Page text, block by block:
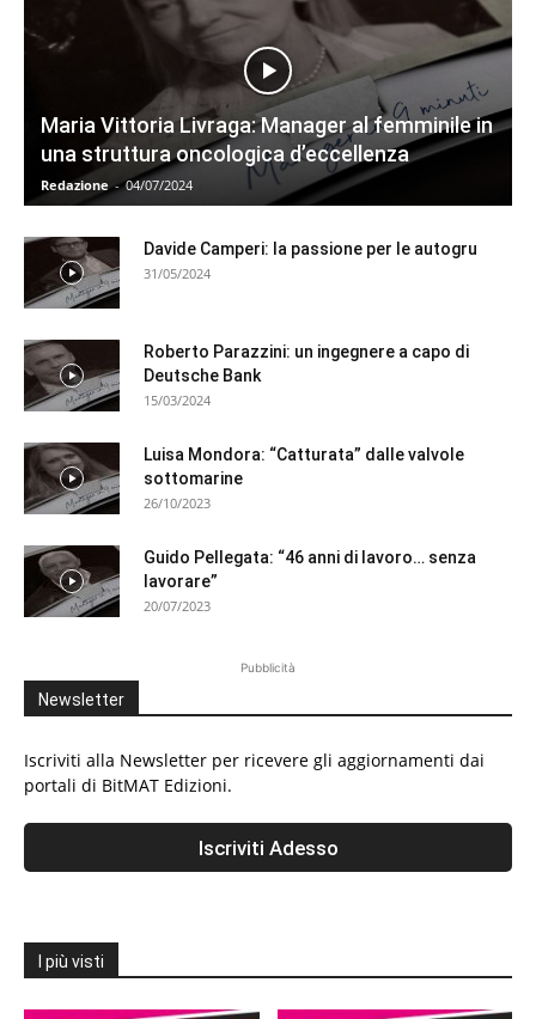
Maria Vittoria Livraga: Manager al femminile in
una struttura oncologica d’eccellenza
Redazione - 04/07/2024
Davide Camperi: la passione per le autogru
31/05/2024
Roberto Parazzini: un ingegnere a capo di
Deutsche Bank
15/03/2024
Luisa Mondora: “Catturata” dalle valvole
sottomarine
26/10/2023
Guido Pellegata: “46 anni di lavoro… senza
lavorare”
20/07/2023
Pubblicità
Newsletter
Iscriviti alla Newsletter per ricevere gli aggiornamenti dai
portali di BitMAT Edizioni.
I più visti